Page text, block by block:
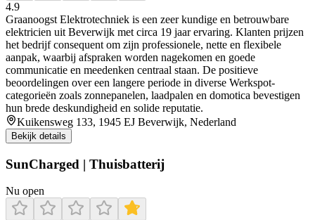
4.9
Graanoogst Elektrotechniek is een zeer kundige en betrouwbare
elektricien uit Beverwijk met circa 19 jaar ervaring. Klanten prijzen
het bedrijf consequent om zijn professionele, nette en flexibele
aanpak, waarbij afspraken worden nagekomen en goede
communicatie en meedenken centraal staan. De positieve
beoordelingen over een langere periode in diverse Werkspot-
categorieën zoals zonnepanelen, laadpalen en domotica bevestigen
hun brede deskundigheid en solide reputatie.
Kuikensweg 133, 1945 EJ Beverwijk, Nederland
Bekijk details
SunCharged | Thuisbatterij
Nu open